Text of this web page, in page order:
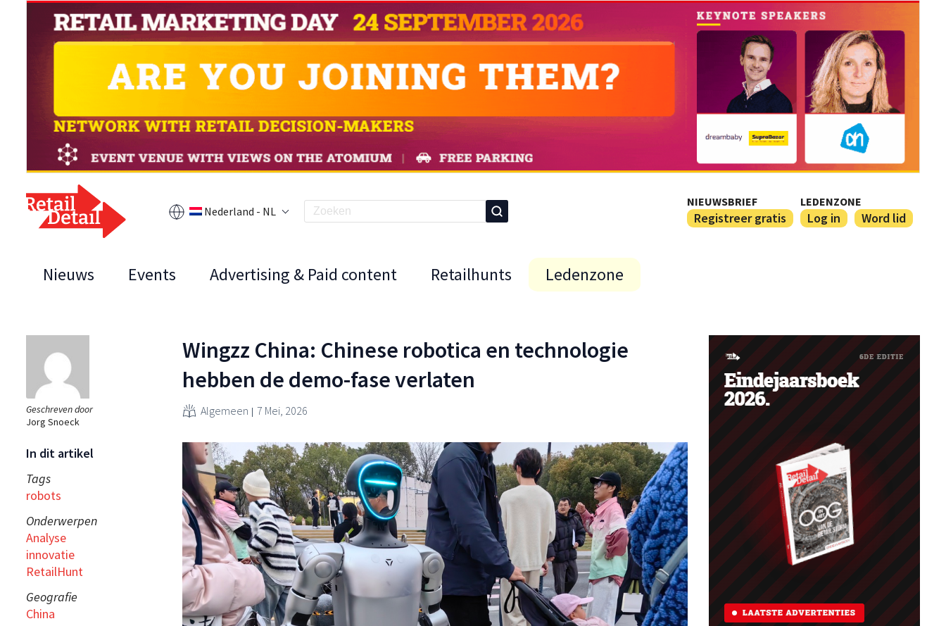
Nederland - NL
NIEUWSBRIEF
Registreer gratis
LEDENZONE
Log in Word lid
Nieuws Events Advertising & Paid content Retailhunts Ledenzone
Geschreven door
Jorg Snoeck
In dit artikel
Tags
robots
Onderwerpen
Analyse
innovatie
RetailHunt
Geografie
China
Wingzz China: Chinese robotica en technologie
hebben de demo-fase verlaten
Algemeen 7 Mei, 2026